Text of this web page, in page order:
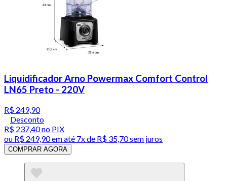
Liquidificador Arno Powermax Comfort Control
LN65 Preto - 220V
R$ 249,90
Desconto
R$ 237,40no PIX
ou R$ 249,90em até 7x de R$ 35,70 sem juros
COMPRAR AGORA